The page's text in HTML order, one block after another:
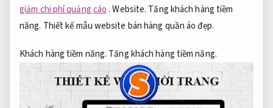
giảm chi phí quảng cáo .Website. Tăng khách hàng tiềm
năng. Thiết kế mẫu website bán hàng quần áo đẹp.
Khách hàng tiềm năng. Tăng khách hàng tiềm năng.